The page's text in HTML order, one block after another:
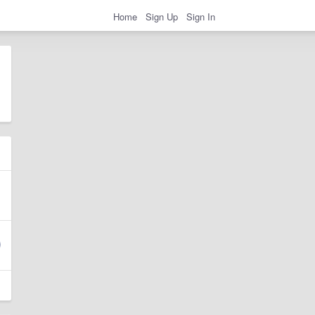
Home Sign Up Sign In